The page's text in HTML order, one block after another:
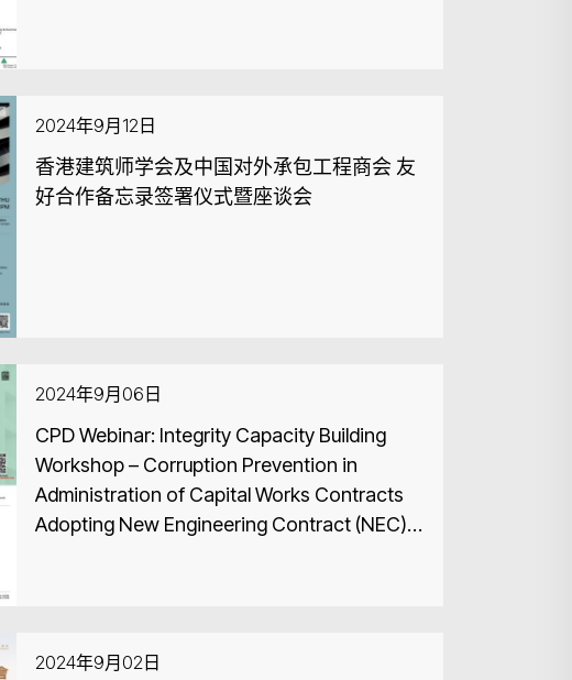
搜寻
2024年9月12日
香港建筑师学会及中国对外承包工程商会 友
好合作备忘录签署仪式暨座谈会
2024年9月06日
CPD Webinar: Integrity Capacity Building
Workshop – Corruption Prevention in
Administration of Capital Works Contracts
Adopting New Engineering Contract (NEC)
2024年9月02日